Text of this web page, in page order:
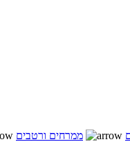
ממרחים ורטבים